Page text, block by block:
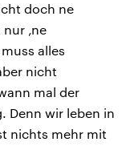
doch ne
‚ne
alles
nicht
mal der
Denn wir leben in
nichts mehr mit